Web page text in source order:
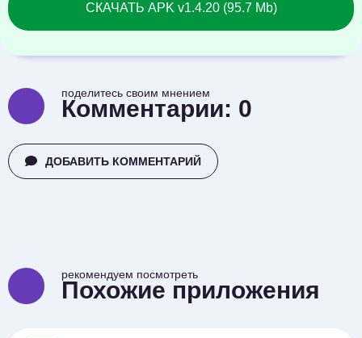
СКАЧАТЬ APK v1.4.20 (95.7 Mb)
поделитесь своим мнением
Комментарии: 0
ДОБАВИТЬ КОММЕНТАРИЙ
рекомендуем посмотреть
Похожие приложения